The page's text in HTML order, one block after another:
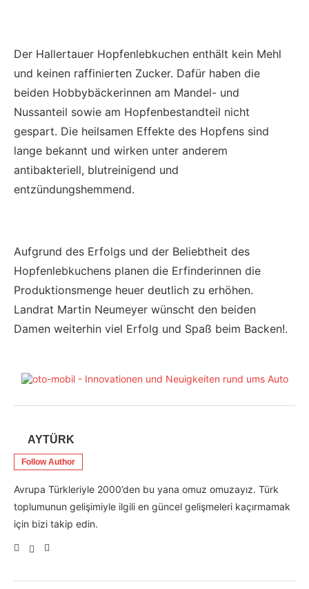
Der Hallertauer Hopfenlebkuchen enthält kein Mehl
und keinen raffinierten Zucker. Dafür haben die
beiden Hobbybäckerinnen am Mandel- und
Nussanteil sowie am Hopfenbestandteil nicht
gespart. Die heilsamen Effekte des Hopfens sind
lange bekannt und wirken unter anderem
antibakteriell, blutreinigend und
entzündungshemmend.
Aufgrund des Erfolgs und der Beliebtheit des
Hopfenlebkuchens planen die Erfinderinnen die
Produktionsmenge heuer deutlich zu erhöhen.
Landrat Martin Neumeyer wünscht den beiden
Damen weiterhin viel Erfolg und Spaß beim Backen!.
AYTÜRK
Follow Author
Avrupa Türkleriyle 2000’den bu yana omuz omuzayız. Türk
toplumunun gelişimiyle ilgili en güncel gelişmeleri kaçırmamak
için bizi takip edin.